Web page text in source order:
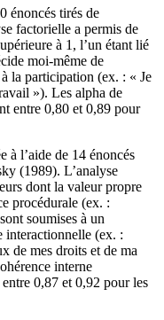
énoncés tirés de
factorielle a permis de
à 1, l’un étant lié
moi-même de
la participation (ex. : « Je
»). Les alpha de
entre 0,80 et 0,89 pour
à l’aide de 14 énoncés
(1989). L’analyse
dont la valeur propre
procédurale (ex. :
soumises à un
interactionnelle (ex. :
de mes droits et de ma
interne
0,87 et 0,92 pour les